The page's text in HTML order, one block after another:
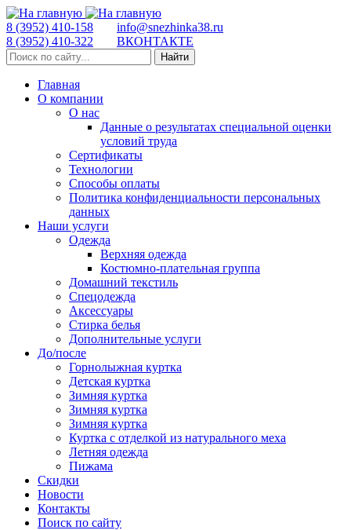
8 (3952) 410-158
8 (3952) 410-322
info@snezhinka38.ru
ВКОНТАКТЕ
Найти
Главная
О компании
О нас
Данные о результатах специальной оценки
условий труда
Сертификаты
Технологии
Способы оплаты
Политика конфиденциальности персональных
данных
Наши услуги
Одежда
Верхняя одежда
Костюмно-плательная группа
Домашний текстиль
Спецодежда
Аксессуары
Стирка белья
Дополнительные услуги
До/после
Горнолыжная куртка
Детская куртка
Зимняя куртка
Зимняя куртка
Зимняя куртка
Куртка с отделкой из натурального меха
Летняя одежда
Пижама
Скидки
Новости
Контакты
Поиск по сайту